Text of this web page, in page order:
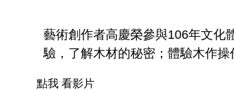
藝術創作者高慶榮參與106年文化
驗，了解木材的秘密；體驗木作操
點我 看影片